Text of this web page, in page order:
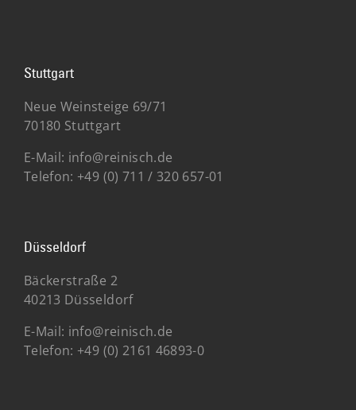
Stuttgart
Neue Weinsteige 69/71
70180 Stuttgart
E-Mail: info@reinisch.de
Telefon: +49 (0) 711 / 320 657-01
Düsseldorf
Bäckerstraße 2
40213 Düsseldorf
E-Mail: info@reinisch.de
Telefon: +49 (0) 2161 46893-0